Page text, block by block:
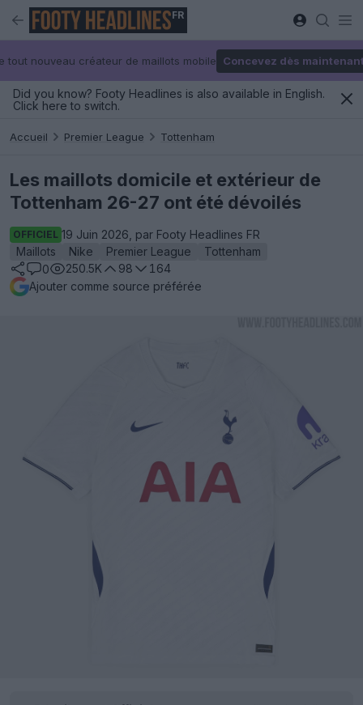
FR
tout nouveau créateur de maillots mobile Concevez dès
Did you know? Footy Headlines is also available in English.
Click here to switch.
Accueil Premier League Tottenham
Les maillots domicile et extérieur de
Tottenham 26-27 ont été dévoilés
OFFICIEL 19 Juin 2026, par Footy Headlines FR
Maillots
Nike Premier League
Tottenham
0
250.5K 98
164
Ajouter comme source préférée